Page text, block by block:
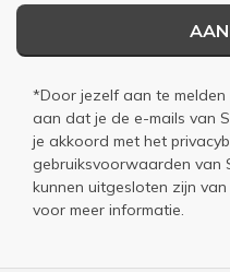
*Door jezelf aan te
aan dat je de e-mails van
je akkoord met het
gebruiksvoorwaarden van
kunnen uitgesloten zijn
voor meer informatie.